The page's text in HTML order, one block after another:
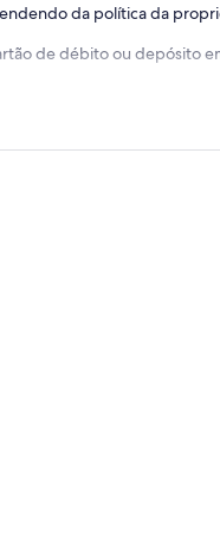
da política da
de débito ou depósito